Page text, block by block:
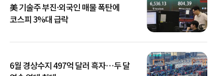
美 기술주 부진·외국인 매물 폭탄에
코스피 3%대 급락
6월 경상수지 497억 달러 흑자…두 달